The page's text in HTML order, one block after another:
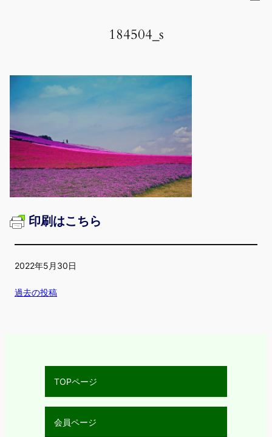
184504_s
印刷はこちら
2022年5月30日
過去の投稿
TOPページ
会員ページ